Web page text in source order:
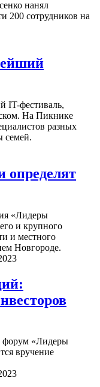
нанял
200 сотрудников на
фестиваль,
На Пикнике
разных
семей.
определят
«Лидеры
и крупного
и местного
Новгороде.
форум «Лидеры
вручение